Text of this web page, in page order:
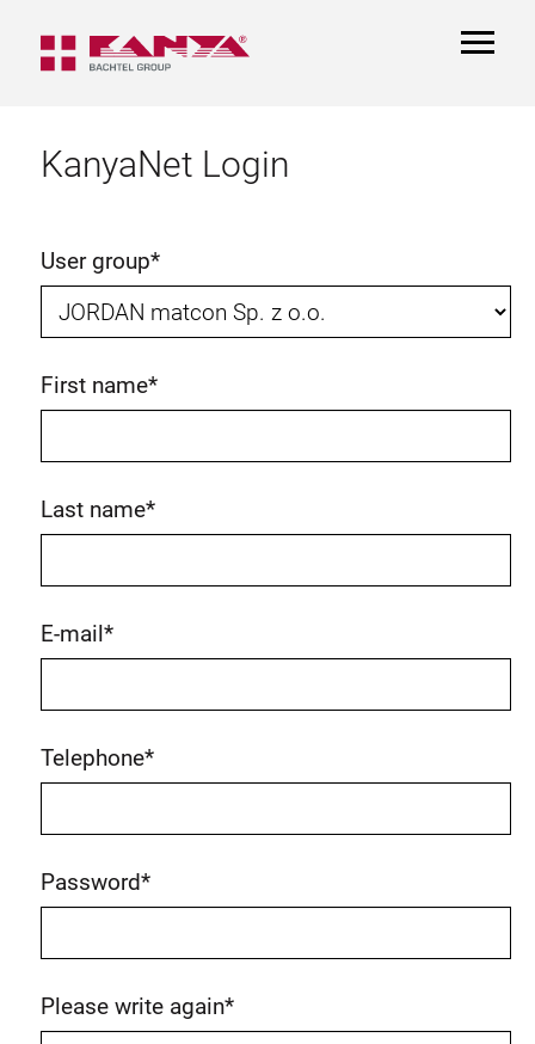
KanyaNet Login
User group*
First name*
Last name*
E-mail*
Telephone*
Password*
Please write again*